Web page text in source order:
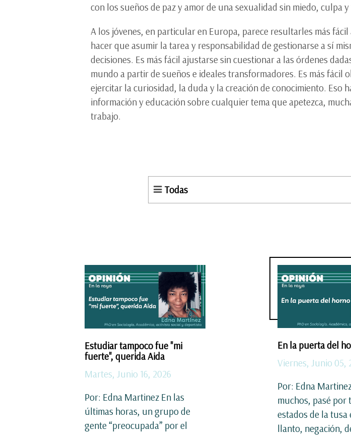
con los sueños de paz y amor de una sexualidad sin miedo, culpa
A los jóvenes, en particular en Europa, parece resultarles más
hacer que asumir la tarea y responsabilidad de gestionarse a sí
decisiones. Es más fácil ajustarse sin cuestionar a las órdenes
mundo a partir de sueños e ideales transformadores. Es más fácil
ejercitar la curiosidad, la duda y la creación de conocimiento. Eso
información y educación sobre cualquier tema que apetezca,
trabajo.
Todas
Estudiar tampoco fue "mi
fuerte", querida Aida
Martes, Junio 16, 2026
Por: Edna Martinez En las
últimas horas, un grupo de
gente “preocupada” por el
En la puerta del
Viernes, Junio 05,
Por: Edna
muchos, pasé por
estados de la tusa
llanto, negación,